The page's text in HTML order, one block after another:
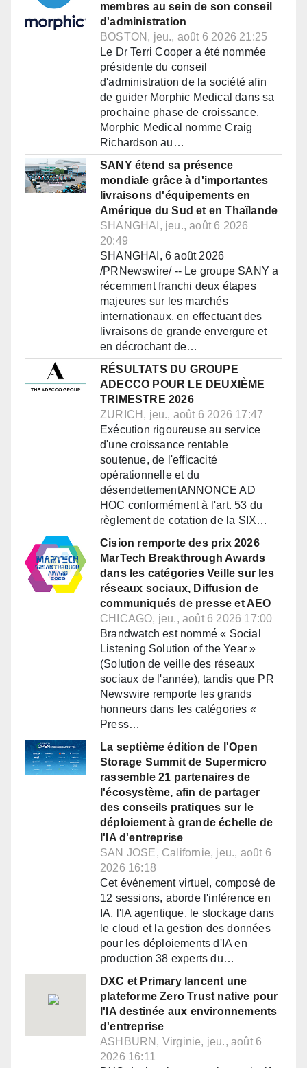
membres au sein de son conseil
d'administration
BOSTON, jeu., août 6 2026 21:25
Le Dr Terri Cooper a été nommée
présidente du conseil
d'administration de la société afin
de guider Morphic Medical dans sa
prochaine phase de croissance.
Morphic Medical nomme Craig
Richardson au…
SANY étend sa présence
mondiale grâce à d'importantes
livraisons d'équipements en
Amérique du Sud et en Thaïlande
SHANGHAI, jeu., août 6 2026
20:49
SHANGHAI, 6 août 2026
/PRNewswire/ -- Le groupe SANY a
récemment franchi deux étapes
majeures sur les marchés
internationaux, en effectuant des
livraisons de grande envergure et
en décrochant de…
RÉSULTATS DU GROUPE
ADECCO POUR LE DEUXIÈME
TRIMESTRE 2026
ZURICH, jeu., août 6 2026 17:47
Exécution rigoureuse au service
d'une croissance rentable
soutenue, de l'efficacité
opérationnelle et du
désendettementANNONCE AD
HOC conformément à l'art. 53 du
règlement de cotation de la SIX…
Cision remporte des prix 2026
MarTech Breakthrough Awards
dans les catégories Veille sur les
réseaux sociaux, Diffusion de
communiqués de presse et AEO
CHICAGO, jeu., août 6 2026 17:00
Brandwatch est nommé « Social
Listening Solution of the Year »
(Solution de veille des réseaux
sociaux de l'année), tandis que PR
Newswire remporte les grands
honneurs dans les catégories «
Press…
La septième édition de l'Open
Storage Summit de Supermicro
rassemble 21 partenaires de
l'écosystème, afin de partager
des conseils pratiques sur le
déploiement à grande échelle de
l'IA d'entreprise
SAN JOSE, Californie, jeu., août 6
2026 16:18
Cet événement virtuel, composé de
12 sessions, aborde l'inférence en
IA, l'IA agentique, le stockage dans
le cloud et la gestion des données
pour les déploiements d'IA en
production 38 experts du…
DXC et Primary lancent une
plateforme Zero Trust native pour
l'IA destinée aux environnements
d'entreprise
ASHBURN, Virginie, jeu., août 6
2026 16:11